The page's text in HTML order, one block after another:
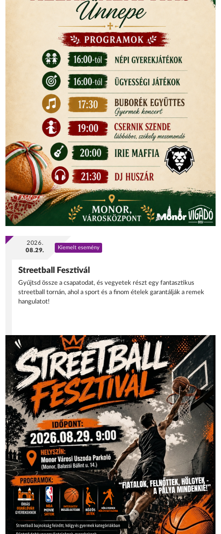
2026.
08.29.
Kiemelt esemény
Streetball Fesztivál
Gyűjtsd össze a csapatodat, és vegyetek részt egy fantasztikus
streetball tornán, ahol a sport és a finom ételek garantálják a remek
hangulatot!